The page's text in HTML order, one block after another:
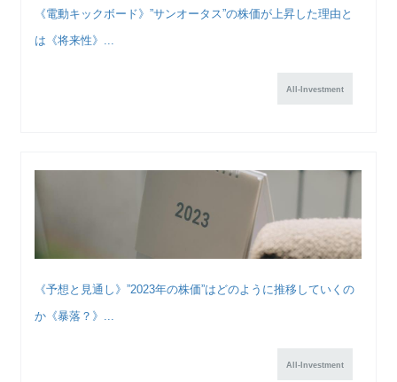
《電動キックボード》”サンオータス”の株価が上昇した理由と
は《将来性》...
All-Investment
《予想と見通し》”2023年の株価”はどのように推移していくの
か《暴落？》...
All-Investment